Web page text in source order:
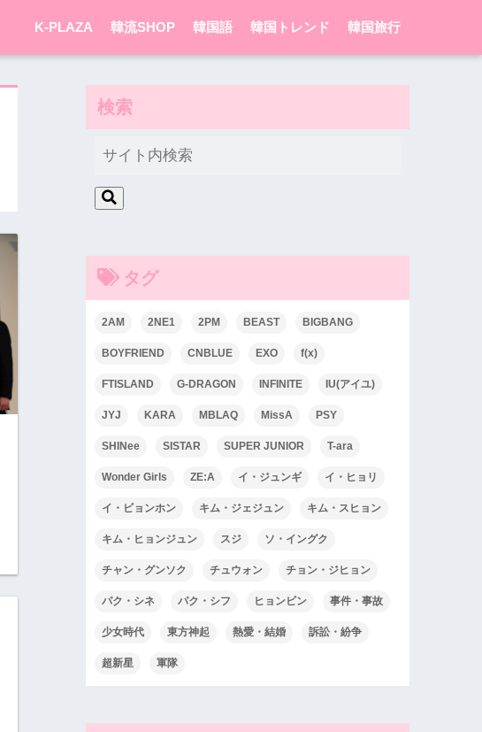
K-PLAZA 韓流SHOP 韓国語 韓国トレンド 韓国旅行
検索
タグ
2AM 2NE1 2PM BEAST BIGBANG
BOYFRIEND CNBLUE EXO f(x)
FTISLAND G-DRAGON INFINITE IU(アイユ)
JYJ KARA MBLAQ MissA PSY
SHINee SISTAR SUPER JUNIOR T-ara
Wonder Girls ZE:A イ・ジュンギ イ・ヒョリ
イ・ビョンホン キム・ジェジュン キム・スヒョン
キム・ヒョンジュン スジ ソ・イングク
チャン・グンソク チュウォン チョン・ジヒョン
パク・シネ パク・シフ ヒョンビン 事件・事故
少女時代 東方神起 熱愛・結婚 訴訟・紛争
超新星 軍隊